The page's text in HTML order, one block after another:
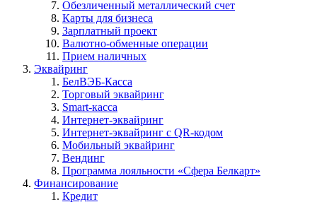
Обезличенный металлический счет
Карты для бизнеса
Зарплатный проект
Валютно-обменные операции
Прием наличных
Эквайринг
БелВЭБ-Касса
Торговый эквайринг
Smart-касса
Интернет-эквайринг
Интернет-эквайринг с QR-кодом
Мобильный эквайринг
Вендинг
Программа лояльности «Сфера Белкарт»
Финансирование
Кредит